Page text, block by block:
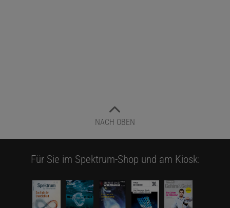
NACH OBEN
Für Sie im Spektrum-Shop und am Kiosk: